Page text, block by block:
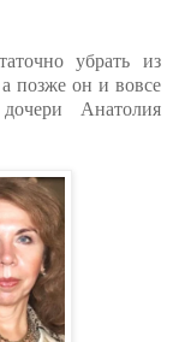
убрать из
а позже он и вовсе
Анатолия